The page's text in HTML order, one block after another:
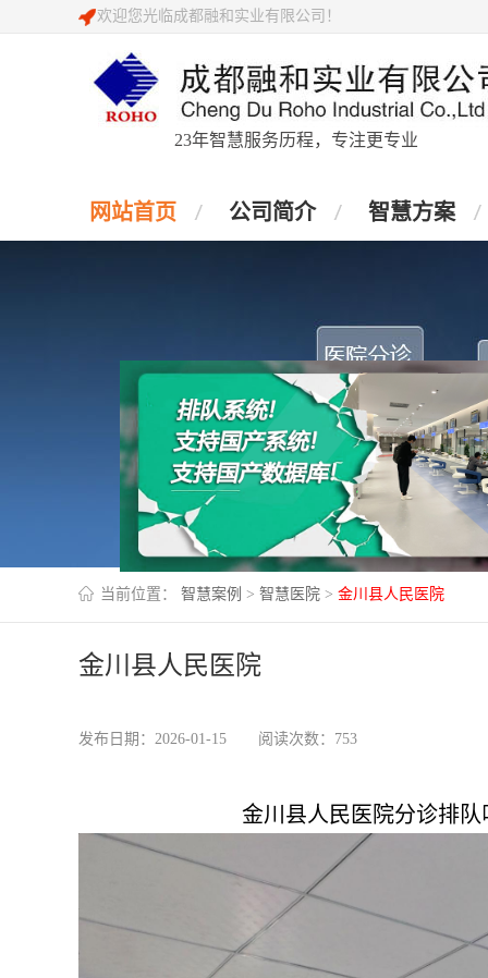
欢迎您光临成都融和实业有限公司！
23年智慧服务历程，专注更专业
网站首页 公司简介 智慧方案
当前位置： 智慧案例 > 智慧医院 > 金川县人民医院
金川县人民医院
发布日期：2026-01-15 阅读次数：753
金川县人民医院分诊排